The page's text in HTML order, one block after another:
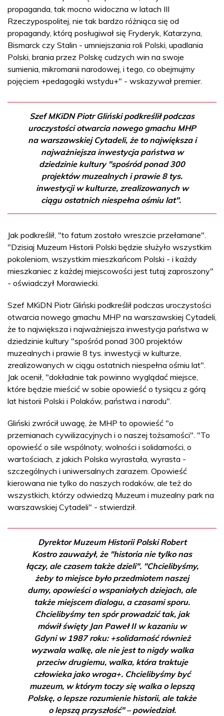
propaganda, tak mocno widoczna w latach III
Rzeczypospolitej, nie tak bardzo różniąca się od
propagandy, którą posługiwał się Fryderyk, Katarzyna,
Bismarck czy Stalin - umniejszania roli Polski, upadlania
Polski, brania przez Polskę cudzych win na swoje
sumienia, mikromanii narodowej, i tego, co obejmujmy
pojęciem +pedagogiki wstydu+" - wskazywał premier.
Szef MKiDN Piotr Gliński podkreślił podczas
uroczystości otwarcia nowego gmachu MHP
na warszawskiej Cytadeli, że to największa i
najważniejsza inwestycja państwa w
dziedzinie kultury "spośród ponad 300
projektów muzealnych i prawie 8 tys.
inwestycji w kulturze, zrealizowanych w
ciągu ostatnich niespełna ośmiu lat".
Jak podkreślił, "to fatum zostało wreszcie przełamane".
"Dzisiaj Muzeum Historii Polski będzie służyło wszystkim
pokoleniom, wszystkim mieszkańcom Polski - i każdy
mieszkaniec z każdej miejscowości jest tutaj zaproszony"
- oświadczył Morawiecki.
Szef MKiDN Piotr Gliński podkreślił podczas uroczystości
otwarcia nowego gmachu MHP na warszawskiej Cytadeli,
że to największa i najważniejsza inwestycja państwa w
dziedzinie kultury "spośród ponad 300 projektów
muzealnych i prawie 8 tys. inwestycji w kulturze,
zrealizowanych w ciągu ostatnich niespełna ośmiu lat".
Jak ocenił, "dokładnie tak powinno wyglądać miejsce,
które będzie mieścić w sobie opowieść o tysiącu z górą
lat historii Polski i Polaków, państwa i narodu".
Gliński zwrócił uwagę, że MHP to opowieść "o
przemianach cywilizacyjnych i o naszej tożsamości". "To
opowieść o sile wspólnoty, wolności i solidarności, o
wartościach, z jakich Polska wyrastała, wyrasta -
szczególnych i uniwersalnych zarazem. Opowieść
kierowana nie tylko do naszych rodaków, ale też do
wszystkich, którzy odwiedzą Muzeum i muzealny park na
warszawskiej Cytadeli" - stwierdził.
Dyrektor Muzeum Historii Polski Robert
Kostro zauważył, że "historia nie tylko nas
łączy, ale czasem także dzieli". "Chcielibyśmy,
żeby to miejsce było przedmiotem naszej
dumy, opowieści o wspaniałych dziejach, ale
także miejscem dialogu, a czasami sporu.
Chcielibyśmy ten spór prowadzić tak, jak
mówił święty Jan Paweł II w kazaniu w
Gdyni w 1987 roku: +solidarność również
wyzwala walkę, ale nie jest to nigdy walka
przeciw drugiemu, walka, która traktuje
człowieka jako wroga+. Chcielibyśmy być
muzeum, w którym toczy się walka o lepszą
Polskę, o lepsze rozumienie historii, ale także
o lepszą przyszłość" – powiedział.